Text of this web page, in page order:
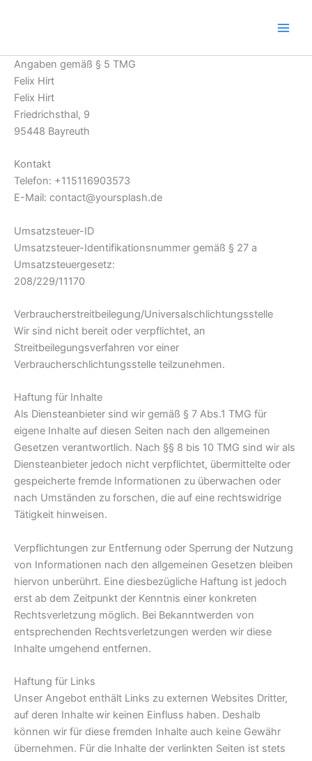
Angaben gemäß § 5 TMG
Felix Hirt
Felix Hirt
Friedrichsthal, 9
95448 Bayreuth
Kontakt
Telefon: +115116903573
E-Mail: contact@yoursplash.de
Umsatzsteuer-ID
Umsatzsteuer-Identifikationsnummer gemäß § 27 a
Umsatzsteuergesetz:
208/229/11170
Verbraucher­streit­beilegung/Universal­schlichtungs­stelle
Wir sind nicht bereit oder verpflichtet, an
Streitbeilegungsverfahren vor einer
Verbraucherschlichtungsstelle teilzunehmen.
Haftung für Inhalte
Als Diensteanbieter sind wir gemäß § 7 Abs.1 TMG für
eigene Inhalte auf diesen Seiten nach den allgemeinen
Gesetzen verantwortlich. Nach §§ 8 bis 10 TMG sind wir als
Diensteanbieter jedoch nicht verpflichtet, übermittelte oder
gespeicherte fremde Informationen zu überwachen oder
nach Umständen zu forschen, die auf eine rechtswidrige
Tätigkeit hinweisen.
Verpflichtungen zur Entfernung oder Sperrung der Nutzung
von Informationen nach den allgemeinen Gesetzen bleiben
hiervon unberührt. Eine diesbezügliche Haftung ist jedoch
erst ab dem Zeitpunkt der Kenntnis einer konkreten
Rechtsverletzung möglich. Bei Bekanntwerden von
entsprechenden Rechtsverletzungen werden wir diese
Inhalte umgehend entfernen.
Haftung für Links
Unser Angebot enthält Links zu externen Websites Dritter,
auf deren Inhalte wir keinen Einfluss haben. Deshalb
können wir für diese fremden Inhalte auch keine Gewähr
übernehmen. Für die Inhalte der verlinkten Seiten ist stets